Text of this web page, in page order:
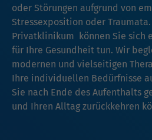
oder Störungen aufgrund von
Stressexposition oder
Privatklinikum können Sie sich
für Ihre Gesundheit tun. Wir
modernen und vielseitigen
Ihre individuellen Bedürfnisse
Sie nach Ende des Aufenthalts
und Ihren Alltag zurückkehren